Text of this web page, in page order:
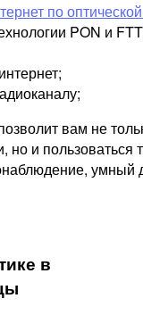
по
PON и
вам не
но и
умный
в